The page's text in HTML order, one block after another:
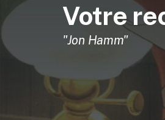
Votre
"Jon Hamm"